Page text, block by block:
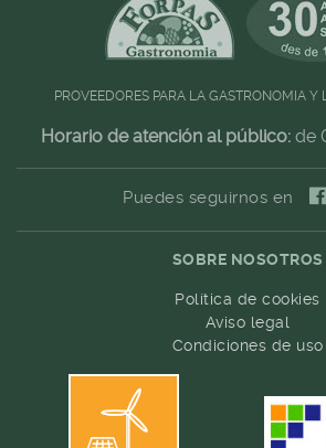
PROVEEDORES PARA LA GASTRONOMIA Y
Horario de atención al público:de
Puedes seguirnos en
SOBRE NOSOTROS
Política de cookies
Aviso legal
Condiciones de uso